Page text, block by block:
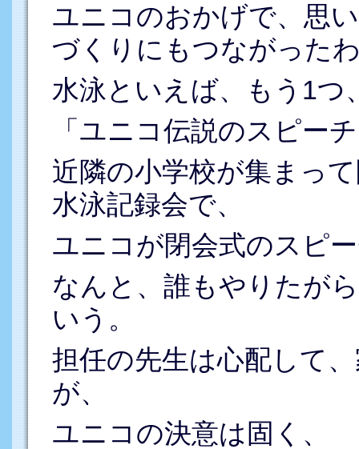
ユニコのおかげで、思
づくりにもつながった
水泳といえば、もう1つ
「ユニコ伝説のスピー
近隣の小学校が集まっ
水泳記録会で、
ユニコが閉会式のスピ
なんと、誰もやりたが
いう。
担任の先生は心配して
が、
ユニコの決意は固く、